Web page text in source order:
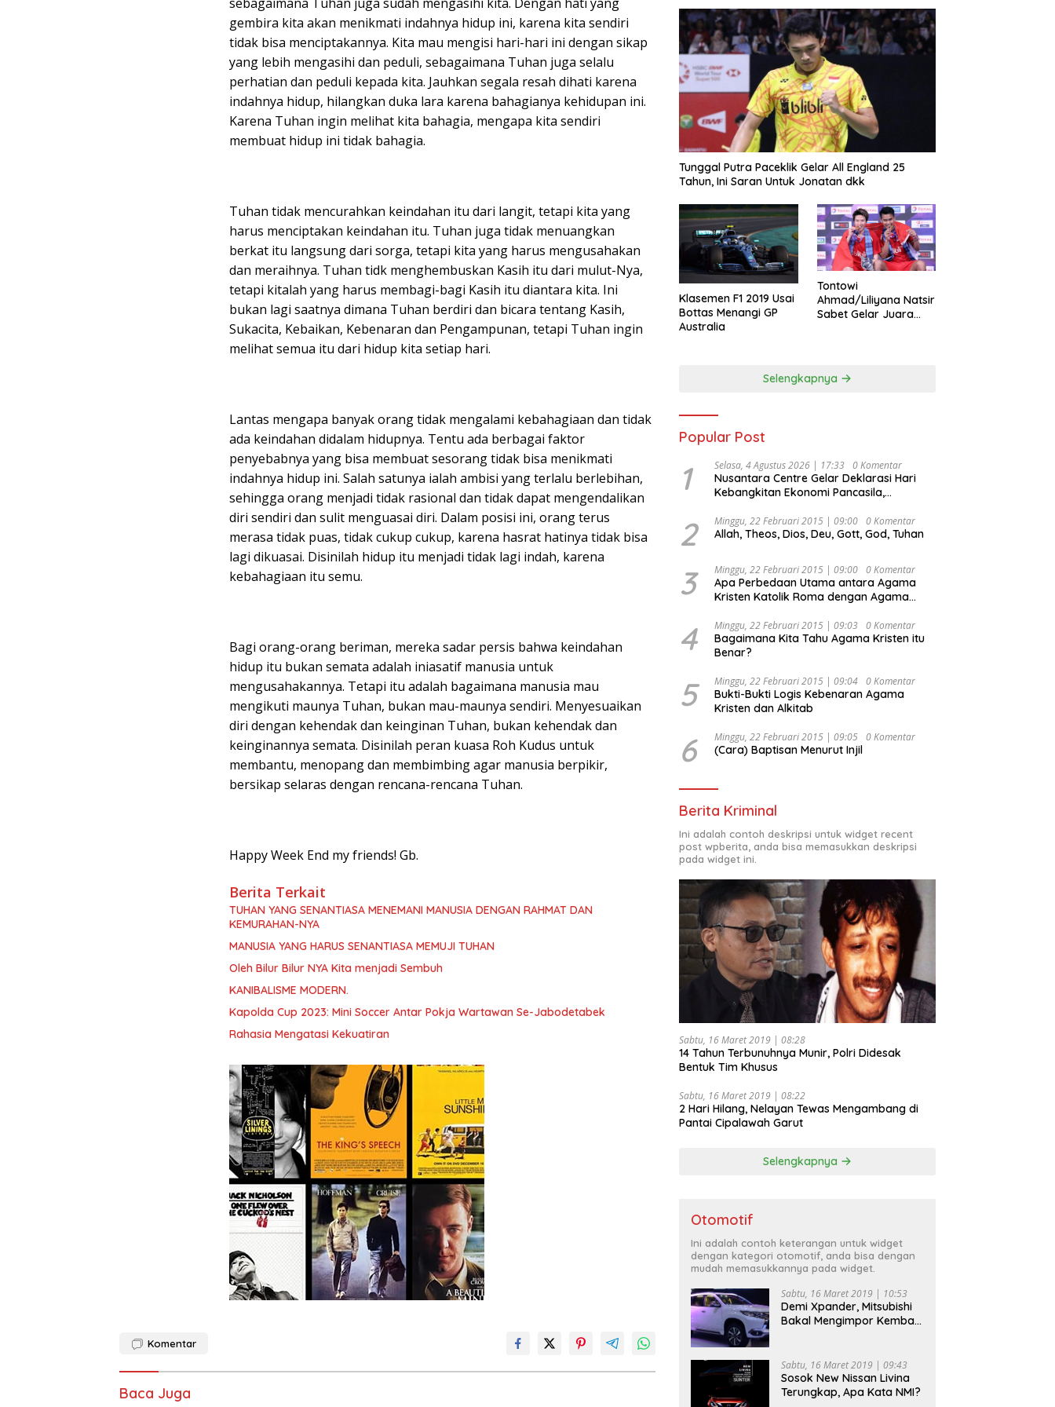
gembira kita akan menikmati indahnya hidup ini, karena kita sendiri
tidak bisa menciptakannya. Kita mau mengisi hari-hari ini dengan sikap
yang lebih mengasihi dan peduli, sebagaimana Tuhan juga selalu
perhatian dan peduli kepada kita. Jauhkan segala resah dihati karena
indahnya hidup, hilangkan duka lara karena bahagianya kehidupan ini.
Karena Tuhan ingin melihat kita bahagia, mengapa kita sendiri
membuat hidup ini tidak bahagia.
Tuhan tidak mencurahkan keindahan itu dari langit, tetapi kita yang
harus menciptakan keindahan itu. Tuhan juga tidak menuangkan
berkat itu langsung dari sorga, tetapi kita yang harus mengusahakan
dan meraihnya. Tuhan tidk menghembuskan Kasih itu dari mulut-Nya,
tetapi kitalah yang harus membagi-bagi Kasih itu diantara kita. Ini
bukan lagi saatnya dimana Tuhan berdiri dan bicara tentang Kasih,
Sukacita, Kebaikan, Kebenaran dan Pengampunan, tetapi Tuhan ingin
melihat semua itu dari hidup kita setiap hari.
Lantas mengapa banyak orang tidak mengalami kebahagiaan dan tidak
ada keindahan didalam hidupnya. Tentu ada berbagai faktor
penyebabnya yang bisa membuat sesorang tidak bisa menikmati
indahnya hidup ini. Salah satunya ialah ambisi yang terlalu berlebihan,
sehingga orang menjadi tidak rasional dan tidak dapat mengendalikan
diri sendiri dan sulit menguasai diri. Dalam posisi ini, orang terus
merasa tidak puas, tidak cukup cukup, karena hasrat hatinya tidak bisa
lagi dikuasai. Disinilah hidup itu menjadi tidak lagi indah, karena
kebahagiaan itu semu.
Bagi orang-orang beriman, mereka sadar persis bahwa keindahan
hidup itu bukan semata adalah iniasatif manusia untuk
mengusahakannya. Tetapi itu adalah bagaimana manusia mau
mengikuti maunya Tuhan, bukan mau-maunya sendiri. Menyesuaikan
diri dengan kehendak dan keinginan Tuhan, bukan kehendak dan
keinginannya semata. Disinilah peran kuasa Roh Kudus untuk
membantu, menopang dan membimbing agar manusia berpikir,
bersikap selaras dengan rencana-rencana Tuhan.
Happy Week End my friends! Gb.
Berita Terkait
TUHAN YANG SENANTIASA MENEMANI MANUSIA DENGAN RAHMAT DAN
KEMURAHAN-NYA
MANUSIA YANG HARUS SENANTIASA MEMUJI TUHAN
Oleh Bilur Bilur NYA Kita menjadi Sembuh
KANIBALISME MODERN.
Kapolda Cup 2023: Mini Soccer Antar Pokja Wartawan Se-Jabodetabek
Rahasia Mengatasi Kekuatiran
Komentar
Baca Juga
Tunggal Putra Paceklik Gelar All England 25
Tahun, Ini Saran Untuk Jonatan dkk
Klasemen F1 2019 Usai
Bottas Menangi GP
Australia
Tontowi
Ahmad/Liliyana Natsir
Sabet Gelar Juara
Selengkapnya
Popular Post
1 Selasa, 4 Agustus 2026 | 17:33 0 Komentar
Nusantara Centre Gelar Deklarasi Hari
Kebangkitan Ekonomi Pancasila,
Djojohadikusumo Anti Penjajahan
(Pergolakan Ekonomi Politik Indonesia) &
Undang Perekonomian Nasional dan
Kesejahteraan Sosial dalam Menata
Bangsa Menuju Indonesia Emas 2045”,
2 Minggu, 22 Februari 2015 | 09:00 0 Komentar
Allah, Theos, Dios, Deu, Gott, God, Tuhan
3 Minggu, 22 Februari 2015 | 09:00 0 Komentar
Apa Perbedaan Utama antara Agama
Kristen Katolik Roma dengan Agama
4 Minggu, 22 Februari 2015 | 09:03 0 Komentar
Bagaimana Kita Tahu Agama Kristen itu
Benar?
5 Minggu, 22 Februari 2015 | 09:04 0 Komentar
Bukti-Bukti Logis Kebenaran Agama
Kristen dan Alkitab
6 Minggu, 22 Februari 2015 | 09:05 0 Komentar
(Cara) Baptisan Menurut Injil
Berita Kriminal
Ini adalah contoh deskripsi untuk widget recent
post wpberita, anda bisa memasukkan deskripsi
pada widget ini.
Sabtu, 16 Maret 2019 | 08:28
14 Tahun Terbunuhnya Munir, Polri Didesak
Bentuk Tim Khusus
Sabtu, 16 Maret 2019 | 08:22
2 Hari Hilang, Nelayan Tewas Mengambang di
Pantai Cipalawah Garut
Selengkapnya
Otomotif
Ini adalah contoh keterangan untuk widget
dengan kategori otomotif, anda bisa dengan
mudah memasukkannya pada widget.
Sabtu, 16 Maret 2019 | 10:53
Demi Xpander, Mitsubishi
Bakal Mengimpor Kembali
Sabtu, 16 Maret 2019 | 09:43
Sosok New Nissan Livina
Terungkap, Apa Kata NMI?